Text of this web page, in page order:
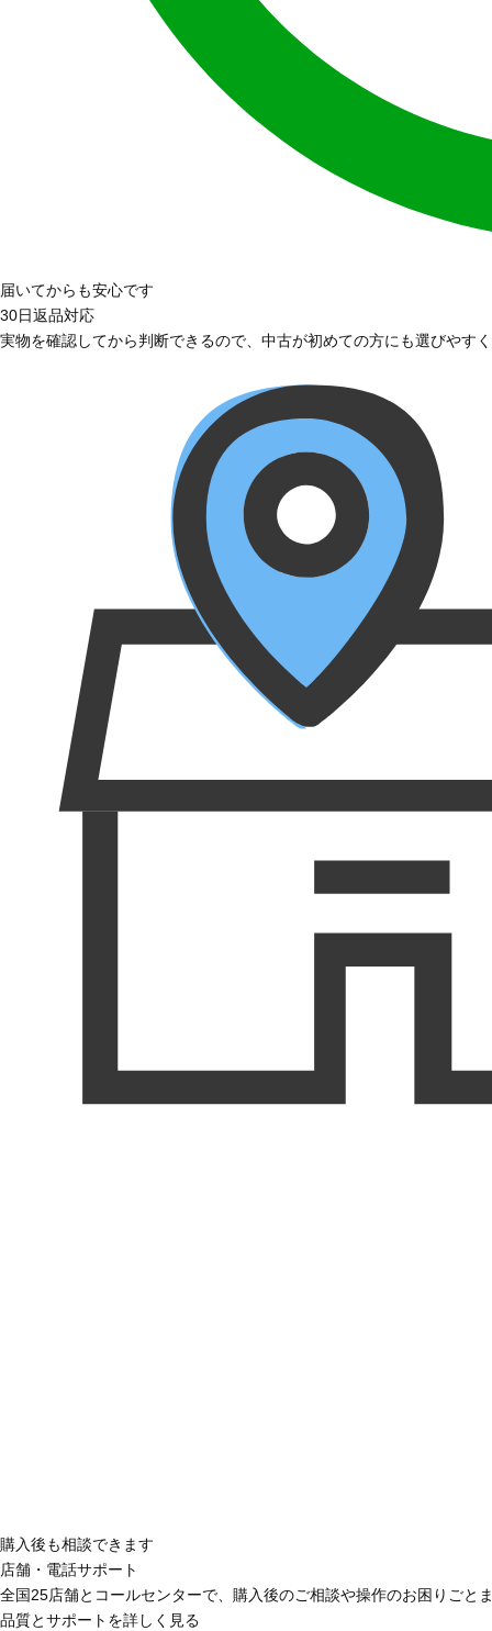
届いてからも安心です
30日返品対応
実物を確認してから判断できるので、中古が初めての方にも選びやす
購入後も相談できます
店舗・電話サポート
全国25店舗とコールセンターで、購入後のご相談や操作のお困りごと
品質とサポートを詳しく見る